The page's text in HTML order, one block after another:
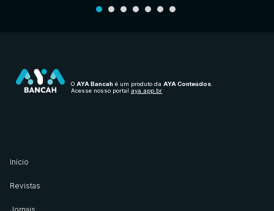
O AYA Bancah é um produto da AYA Conteúdos.
Acesse nosso portal aya.app.br
Início
Revistas